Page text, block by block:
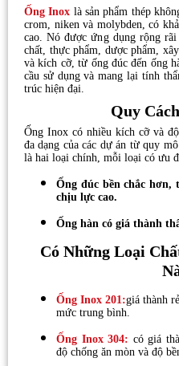
Ống Inox là sản phẩm thép
crom, niken và molybden, có
cao. Nó được ứng dụng rộng
chất, thực phẩm, dược phẩm,
và kích cỡ, từ ống đúc đến ống
cầu sử dụng và mang lại tính
trúc hiện đại.
Quy
Ống Inox có nhiều kích cỡ và
đa dạng của các dự án từ quy
là hai loại chính, mỗi loại có ưu
Ống đúc bền chắc hơn,
chịu lực cao.
Ống hàn có giá thành
Có Những Loại
Ống Inox 201:giá thành
mức trung bình.
Ống Inox 304: có giá
độ chống ăn mòn và độ